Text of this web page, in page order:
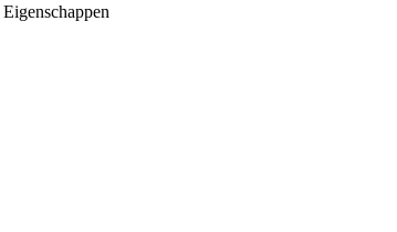
Eigenschappen